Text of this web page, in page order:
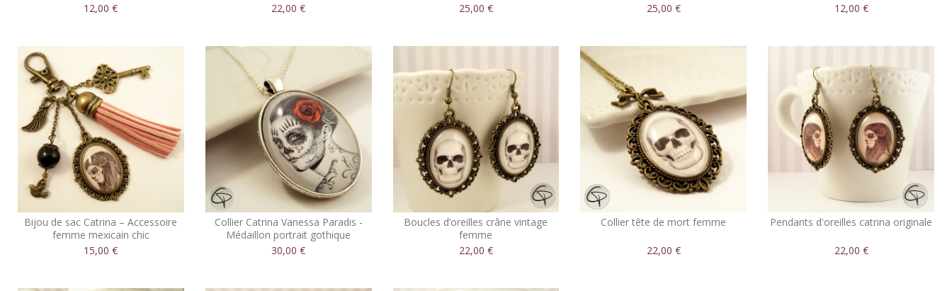
12,00 €
22,00 €
25,00 € 25,00 €
12,00 €
Bijou de sac Catrina – Accessoire
femme mexicain chic
15,00 €
Collier Catrina Vanessa Paradis -
Médaillon portrait gothique
30,00 €
Boucles d’oreilles crâne vintage
femme
22,00 €
Collier tête de mort femme
22,00 €
Pendants d'oreilles catrina originale
22,00 €